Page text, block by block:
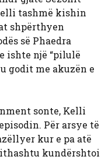
tashmë kishin
shpërthyen
së Phaedra
ishte një “pilulë
godit me akuzën e
sonte, Kelli
Për arsye të
kur e pa atë
kundërshtoi